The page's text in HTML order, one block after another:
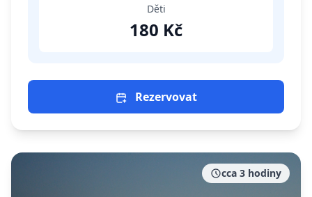
Děti
180 Kč
Rezervovat
cca 3 hodiny